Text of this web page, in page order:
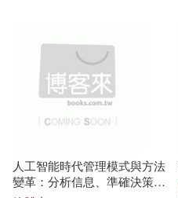
人工智能時代管理模式與方法
變革：分析信息、準確決策、